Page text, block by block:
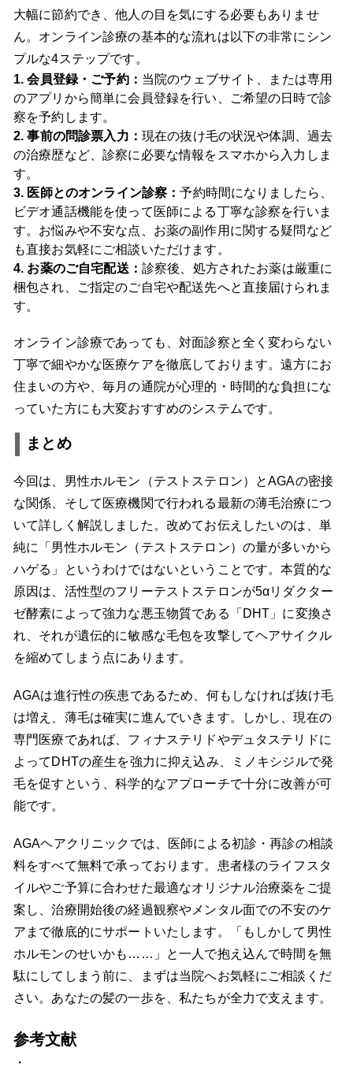
大幅に節約でき、他人の目を気にする必要もありませ
ん。オンライン診療の基本的な流れは以下の非常にシン
プルな4ステップです。
1. 会員登録・ご予約： 当院のウェブサイト、または専用
のアプリから簡単に会員登録を行い、ご希望の日時で診
察を予約します。
2. 事前の問診票入力： 現在の抜け毛の状況や体調、過去
の治療歴など、診察に必要な情報をスマホから入力しま
す。
3. 医師とのオンライン診察：予約時間になりましたら、
ビデオ通話機能を使って医師による丁寧な診察を行いま
す。お悩みや不安な点、お薬の副作用に関する疑問など
も直接お気軽にご相談いただけます。
4. お薬のご自宅配送： 診察後、処方されたお薬は厳重に
梱包され、ご指定のご自宅や配送先へと直接届けられま
す。
オンライン診療であっても、対面診察と全く変わらない
丁寧で細やかな医療ケアを徹底しております。遠方にお
住まいの方や、毎月の通院が心理的・時間的な負担にな
っていた方にも大変おすすめのシステムです。
まとめ
今回は、男性ホルモン（テストステロン）とAGAの密接
な関係、そして医療機関で行われる最新の薄毛治療につ
いて詳しく解説しました。改めてお伝えしたいのは、単
純に「男性ホルモン（テストステロン）の量が多いから
ハゲる」というわけではないということです。本質的な
原因は、活性型のフリーテストステロンが5αリダクター
ゼ酵素によって強力な悪玉物質である「DHT」に変換さ
れ、それが遺伝的に敏感な毛包を攻撃してヘアサイクル
を縮めてしまう点にあります。
AGAは進行性の疾患であるため、何もしなければ抜け毛
は増え、薄毛は確実に進んでいきます。しかし、現在の
専門医療であれば、フィナステリドやデュタステリドに
よってDHTの産生を強力に抑え込み、ミノキシジルで発
毛を促すという、科学的なアプローチで十分に改善が可
能です。
AGAヘアクリニックでは、医師による初診・再診の相談
料をすべて無料で承っております。患者様のライフスタ
イルやご予算に合わせた最適なオリジナル治療薬をご提
案し、治療開始後の経過観察やメンタル面での不安のケ
アまで徹底的にサポートいたします。「もしかして男性
ホルモンのせいかも……」と一人で抱え込んで時間を無
駄にしてしまう前に、まずは当院へお気軽にご相談くだ
さい。あなたの髪の一歩を、私たちが全力で支えます。
参考文献
・